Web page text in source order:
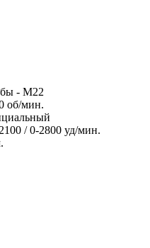
- М22
об/мин.
/ 0-2800 уд/мин.